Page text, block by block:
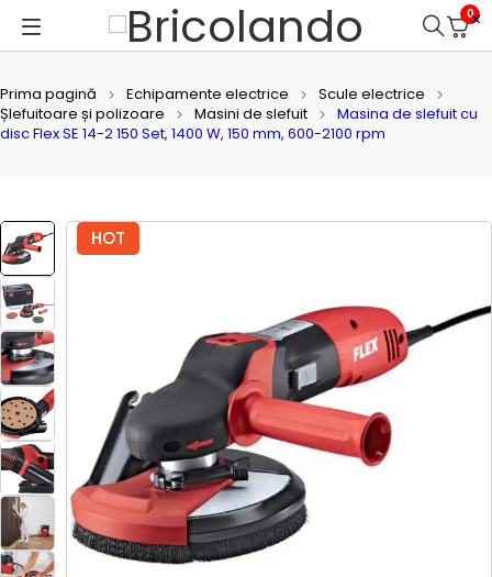
0
Prima pagină Echipamente electrice
Scule electrice
Șlefuitoare și polizoare
Masini de slefuit
Masina de slefuit cu
disc Flex SE 14-2 150 Set, 1400 W, 150 mm, 600-2100 rpm
HOT